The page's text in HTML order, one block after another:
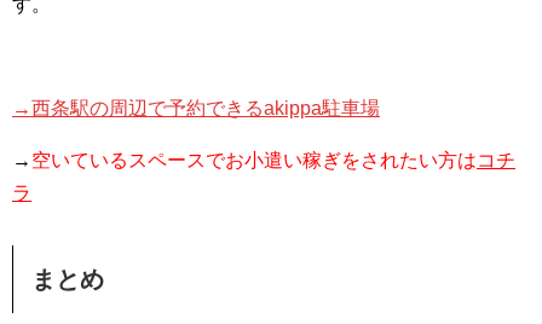
→西条駅の周辺で予約できるakippa駐車場
→ 空いているスペースでお小遣い稼ぎをされたい方はコチ
ラ
まとめ